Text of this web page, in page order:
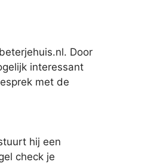
Door
interessant
met de
hij een
check je